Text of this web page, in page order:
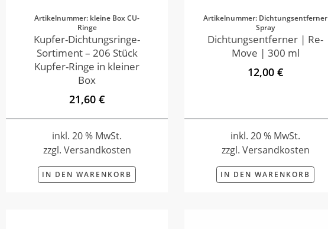
Artikelnummer: kleine Box CU-
Ringe
Kupfer-Dichtungsringe-
Sortiment – 206 Stück
Kupfer-Ringe in kleiner
Box
21,60 €
inkl. 20 % MwSt.
zzgl. Versandkosten
IN DEN WARENKORB
Artikelnummer: Dichtungsentferner
Spray
Dichtungsentferner | Re-
Move | 300 ml
12,00 €
inkl. 20 % MwSt.
zzgl. Versandkosten
IN DEN WARENKORB